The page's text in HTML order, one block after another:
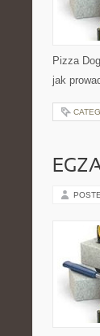
Pizza
jak